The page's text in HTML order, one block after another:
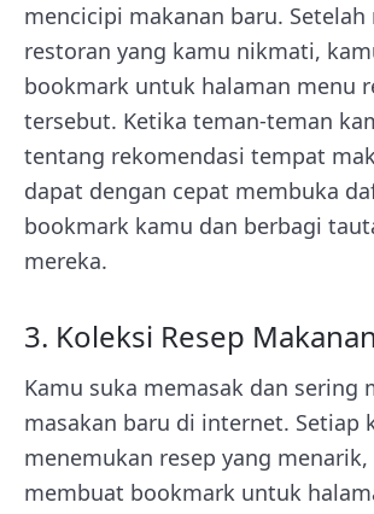
mencicipi makanan baru.
restoran yang kamu nikmati,
bookmark untuk halaman menu
tersebut. Ketika teman-teman
tentang rekomendasi tempat
dapat dengan cepat membuka
bookmark kamu dan berbagi
mereka.
3. Koleksi Resep Makanan
Kamu suka memasak dan sering
masakan baru di internet. Setiap
menemukan resep yang
membuat bookmark untuk